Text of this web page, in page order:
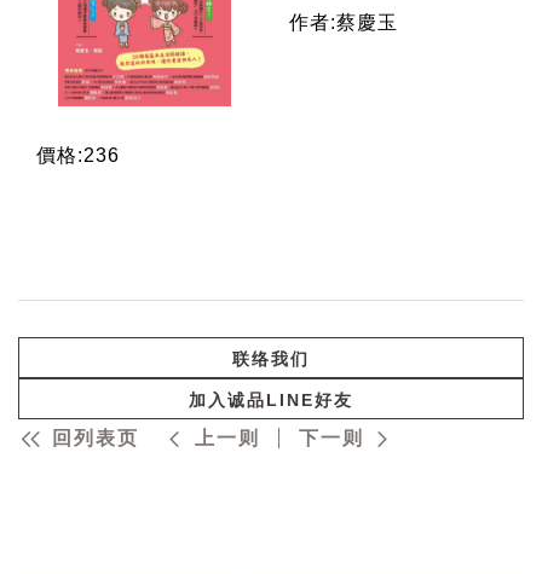
作者:蔡慶玉
價格:236
联络我们
加入诚品LINE好友
回列表页 上一则 下一则